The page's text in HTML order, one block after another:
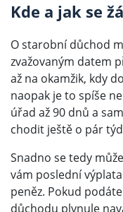
Kde a jak se
O starobní důchod
zvažovaným datem
až na okamžik, kdy
naopak je to spíše
úřad až 90 dnů a
chodit ještě o pár
Snadno se tedy
vám poslední
peněz. Pokud
důchodu plynule